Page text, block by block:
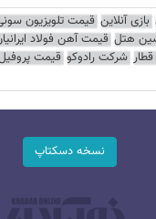
بازی آنلاین قیمت تلویزیون
هتل قیمت آهن فولاد
شرکت رادوکو قیمت
نسخه دسکتاپ